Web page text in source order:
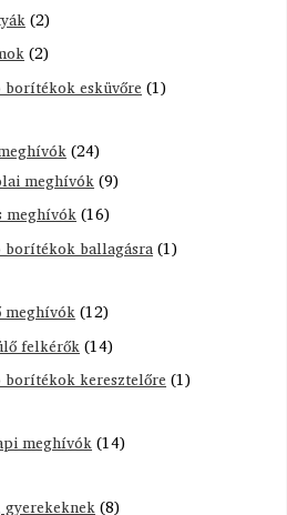
(2)
(2)
borítékok esküvőre (1)
(24)
meghívók(9)
meghívók(16)
borítékok ballagásra(1)
meghívók(12)
felkérők(14)
borítékok keresztelőre (1)
meghívók(14)
gyerekeknek(8)